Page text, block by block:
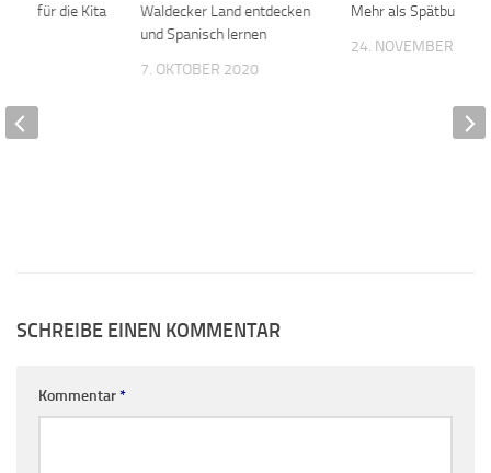
Waldecker Land entdecken
und Spanisch lernen
7. OKTOBER 2020
Mehr als
24. NOVEMBER
für die Kita
SCHREIBE EINEN KOMMENTAR
Kommentar*